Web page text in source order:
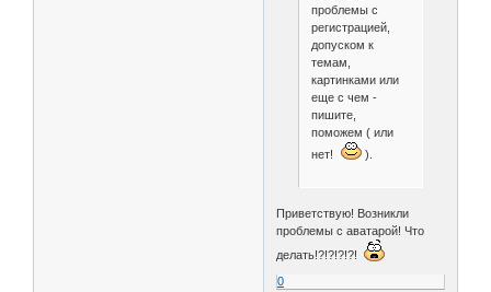
проблемы с
регистрацией,
допуском к
темам,
картинками или
еще с чем -
пишите,
поможем ( или
нет!
).
Приветствую! Возникли
проблемы с аватарой! Что
делать!?!?!?!?!
0